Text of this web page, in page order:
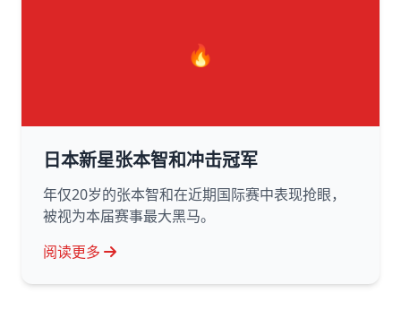
🔥
日本新星张本智和冲击冠军
年仅20岁的张本智和在近期国际赛中表现抢眼，
被视为本届赛事最大黑马。
阅读更多